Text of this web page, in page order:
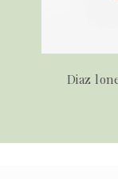
Diaz